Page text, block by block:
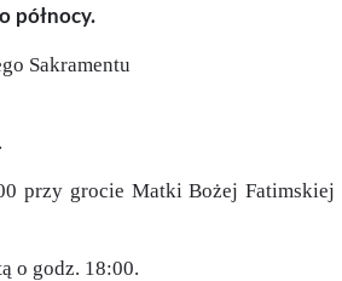
północy.
Sakramentu
przy grocie Matki Bożej Fatimskiej
o godz. 18:00.